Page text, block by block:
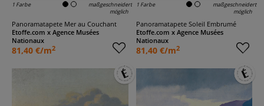
1 Farbe
maßgeschneidert
möglich
Panoramatapete Mer au Couchant
Etoffe.com x Agence Musées
Nationaux
81,40 €/m2
1 Farbe
maßgeschneidert
möglich
Panoramatapete Soleil Embrumé
Etoffe.com x Agence Musées
Nationaux
81,40 €/m2